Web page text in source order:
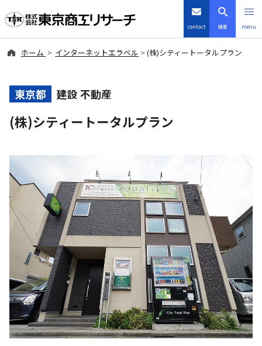
contact 検索 menu
TSRデータインサイト
TSR-PLUS
会社案内
商品・サービス
導入事例
採用情報
よくあるご質問
English
ホーム インターネットエラベル (株)シティートータルプラン
東京都 建設 不動産
(株)シティートータルプラン